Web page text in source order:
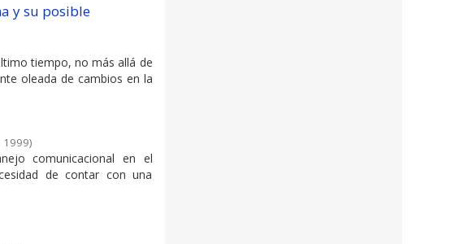
y su posible
tiempo, no más allá de
oleada de cambios en la
1999)
comunicacional en el
de contar con una